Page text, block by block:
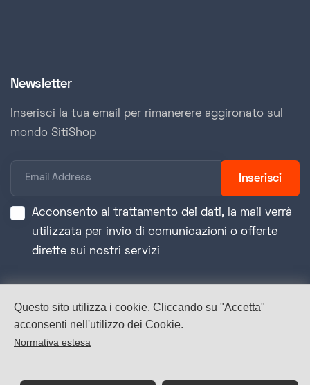
Questo sito utilizza i cookie. Cliccando su "Accetta"
acconsenti nell'utilizzo dei Cookie.
Normativa estesa
Come contattarci ✕
Newsletter
Inserisci la tua email per rimanerere aggironato sul
mondo SitiShop
Inserisci
Acconsento al trattamento dei dati, la mail verrà
utilizzata per invio di comunicazioni o offerte
dirette sui nostri servizi
Hai un progetto web, software o app da
sviluppare?
processo.